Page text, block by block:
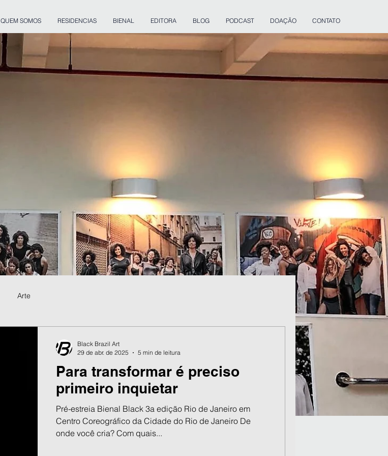
QUEM SOMOS RESIDENCIAS BIENAL EDITORA BLOG PODCAST DOAÇÃO CONTATO
Arte
Para transformar é preciso
primeiro inquietar
Pré-estreia Bienal Black 3a edição Rio de Janeiro em
Centro Coreográfico da Cidade do Rio de Janeiro De
onde você cria? Com quais...
Black Brazil Art
29 de abr. de 2025
5 min de leitura